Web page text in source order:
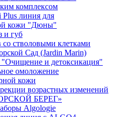
комплексом
Plus линия для
кожи "Дюны"
и губ
со стволовыми клетками
Сад (Jardin Marin)
"Очищение и детоксикация"
омоложение
кожи
возрастных изменений
БЕРЕГ»
Algologie